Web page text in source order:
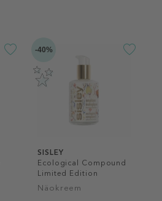
-40%
SISLEY
Ecological Compound
Limited Edition
Näokreem